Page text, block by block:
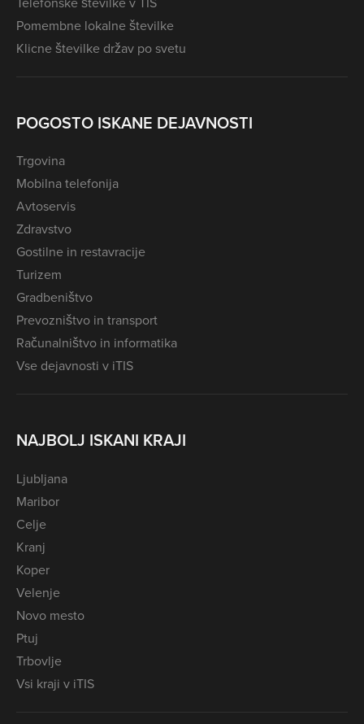
Pomembne lokalne številke
Klicne številke držav po svetu
POGOSTO ISKANE DEJAVNOSTI
Trgovina
Mobilna telefonija
Avtoservis
Zdravstvo
Gostilne in restavracije
Turizem
Gradbeništvo
Prevozništvo in transport
Računalništvo in informatika
Vse dejavnosti v iTIS
NAJBOLJ ISKANI KRAJI
Ljubljana
Maribor
Celje
Kranj
Koper
Velenje
Novo mesto
Ptuj
Trbovlje
Vsi kraji v iTIS